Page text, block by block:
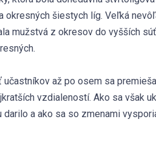
okresných šiestych líg. Veľká
mužstvá z okresov do vyšších
učastníkov až po osem sa
vzdialeností. Ako sa však
darilo a ako sa so zmenami